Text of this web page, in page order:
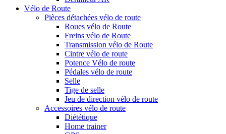
Vélo de Route
Pièces détachées vélo de route
Roues vélo de Route
Freins vélo de Route
Transmission vélo de Route
Cintre vélo de route
Potence Vélo de route
Pédales vélo de route
Selle
Tige de selle
Jeu de direction vélo de route
Accessoires vélo de route
Diététique
Home trainer